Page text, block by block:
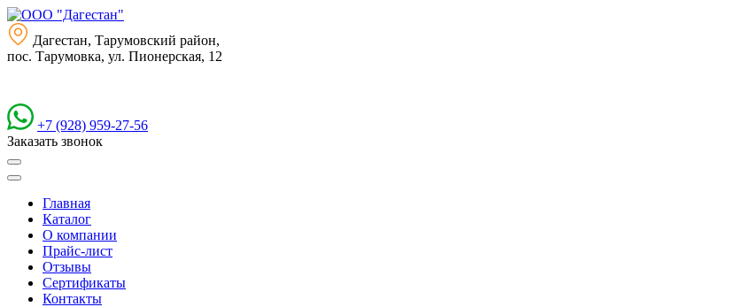
Дагестан, Тарумовский район,
пос. Тарумовка, ул. Пионерская, 12
+7 (928) 959-27-56
Заказать звонок
Главная
Каталог
О компании
Прайс-лист
Отзывы
Сертификаты
Контакты